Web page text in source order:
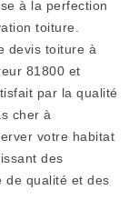
à la perfection
toiture.
devis toiture à
81800 et
par la qualité
cher à
votre habitat
des
de qualité et des